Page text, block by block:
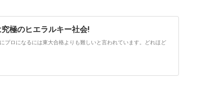
極のヒエラルキー社会!
プロになるには東大合格よりも難しいと言われています。どれほど